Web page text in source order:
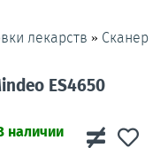
лекарств » Сканер
ES4650
наличии